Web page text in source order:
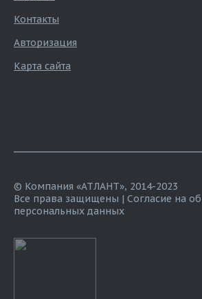
Контакты
Авторизация
Карта сайта
© Компания «АТЛАНТ», 2014-2023
Все права защищены | Согласие на
персональных данных